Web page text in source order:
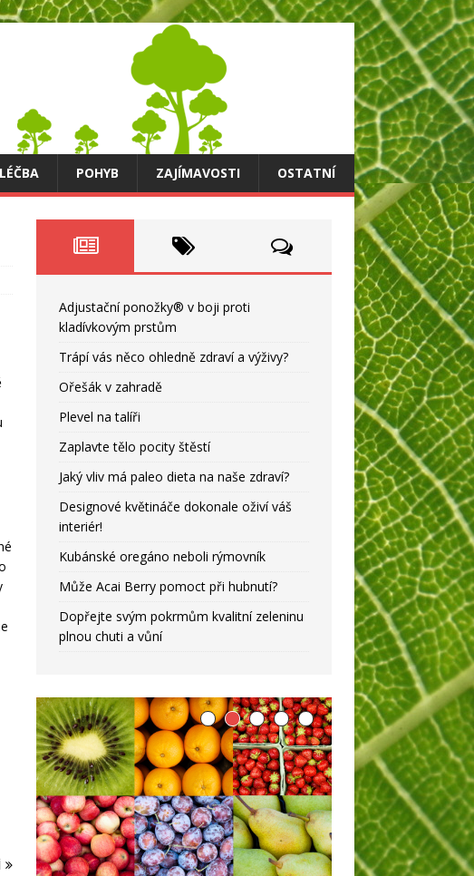
LÉČBA POHYB ZAJÍMAVOSTI OSTATNÍ
Adjustační ponožky® v boji proti
kladívkovým prstům
Trápí vás něco ohledně zdraví a výživy?
Ořešák v zahradě
Plevel na talíři
Zaplavte tělo pocity štěstí
Jaký vliv má paleo dieta na naše zdraví?
Designové květináče dokonale oživí váš
interiér!
Kubánské oregáno neboli rýmovník
Může Acai Berry pomoct při hubnutí?
Dopřejte svým pokrmům kvalitní zeleninu
plnou chuti a vůní